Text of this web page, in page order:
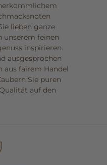
lieben ganze
unserem feinen
inspirieren.
ausgesprochen
aus fairem Handel
Sie puren
auf den